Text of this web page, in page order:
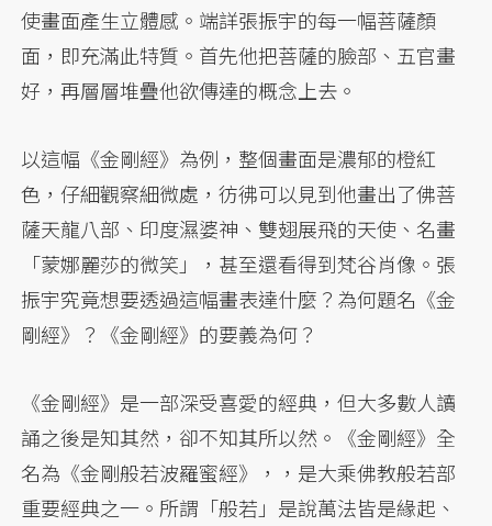
使畫面產生立體感。端詳張振宇的每一幅菩薩顏
面，即充滿此特質。首先他把菩薩的臉部、五官畫
好，再層層堆疊他欲傳達的概念上去。
以這幅《金剛經》為例，整個畫面是濃郁的橙紅
色，仔細觀察細微處，彷彿可以見到他畫出了佛菩
薩天龍八部、印度濕婆神、雙翅展飛的天使、名畫
「蒙娜麗莎的微笑」，甚至還看得到梵谷肖像。張
振宇究竟想要透過這幅畫表達什麼？為何題名《金
剛經》？《金剛經》的要義為何？
《金剛經》是一部深受喜愛的經典，但大多數人讀
誦之後是知其然，卻不知其所以然。《金剛經》全
名為《金剛般若波羅蜜經》，，是大乘佛教般若部
重要經典之一。所謂「般若」是說萬法皆是緣起、